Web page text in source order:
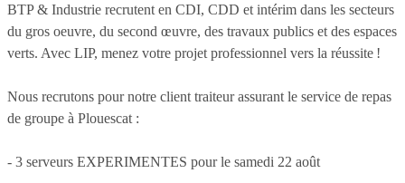
BTP & Industrie recrutent en CDI, CDD et intérim dans les secteurs
du gros oeuvre, du second œuvre, des travaux publics et des espaces
verts. Avec LIP, menez votre projet professionnel vers la réussite !
Nous recrutons pour notre client traiteur assurant le service de repas
de groupe à Plouescat :
- 3 serveurs EXPERIMENTES pour le samedi 22 août